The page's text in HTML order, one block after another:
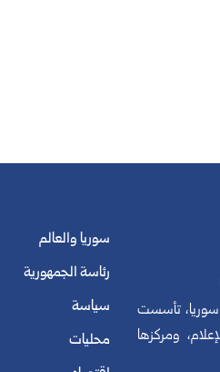
سوريا، تأسست
الإعلام، ومركزها
سوريا والعالم
رئاسة الجمهورية
سياسة
محليات